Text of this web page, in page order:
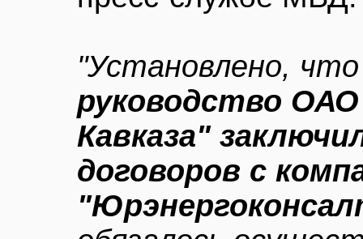
"Установлено,
руководство
Кавказа"
договоров с